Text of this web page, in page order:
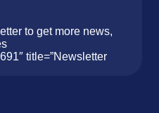
to get more news,
title=”Newsletter